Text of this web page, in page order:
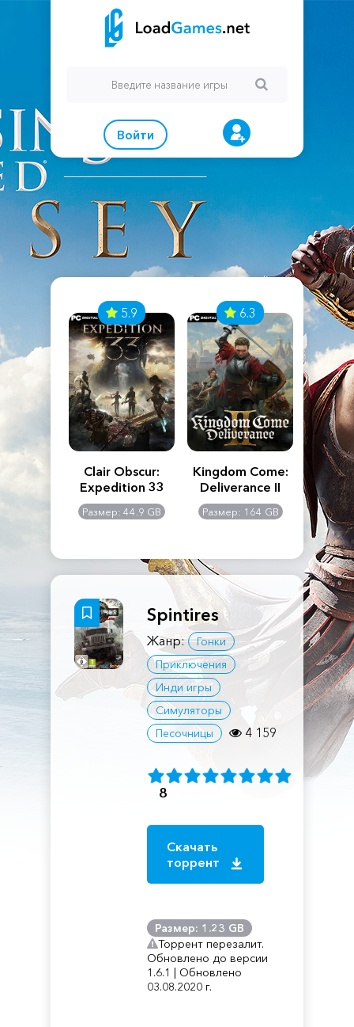
Войти
Creed
5.9
Clair Obscur:
Expedition 33
Размер: 44.9 GB
6.3
Kingdom Come:
Deliverance II
Размер: 164 GB
The
Spintires
Жанр:
Гонки
Приключения
Инди игры
Симуляторы
Песочницы
4 159
8
Скачать
торрент
Размер: 1.23 GB
Торрент перезалит.
Обновлено до версии
1.6.1 | Обновлено
03.08.2020 г.